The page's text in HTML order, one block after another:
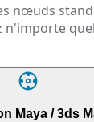
nœuds
n'importe
Maya / 3ds